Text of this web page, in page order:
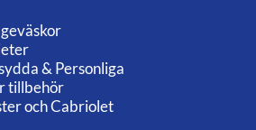
& Personliga
tillbehör
och Cabriolet